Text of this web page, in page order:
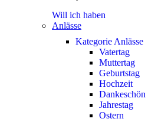
Will ich haben
Anlässe
Kategorie Anlässe
Vatertag
Muttertag
Geburtstag
Hochzeit
Dankeschön
Jahrestag
Ostern